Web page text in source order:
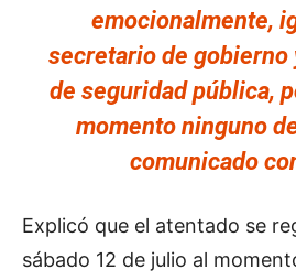
emocionalmente,
secretario de
de seguridad pública,
momento ninguno
comunicado
Explicó que el atentado se
sábado 12 de julio al